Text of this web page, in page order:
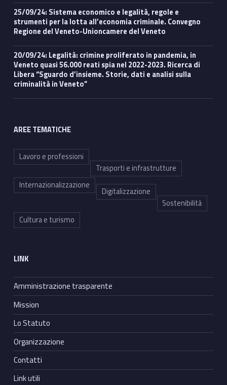
25/09/24: Sistema economico e legalità, regole e
strumenti per la lotta all’economia criminale. Convegno
Regione del Veneto-Unioncamere del Veneto
20/09/24: Legalità: crimine proliferato in pandemia, in
Veneto quasi 56.000 reati spia nel 2022-2023. Ricerca di
Libera “Sguardo d’insieme. Storie, dati e analisi sulla
criminalità in Veneto”
AREE TEMATICHE
Lavoro e professioni
Trasporti e infrastrutture
Internazionalizzazione
Digitalizzazione
Sostenibilità
Cultura e turismo
LINK
Amministrazione trasparente
Mission
Lo Statuto
Organizzazione
Contatti
Link utili